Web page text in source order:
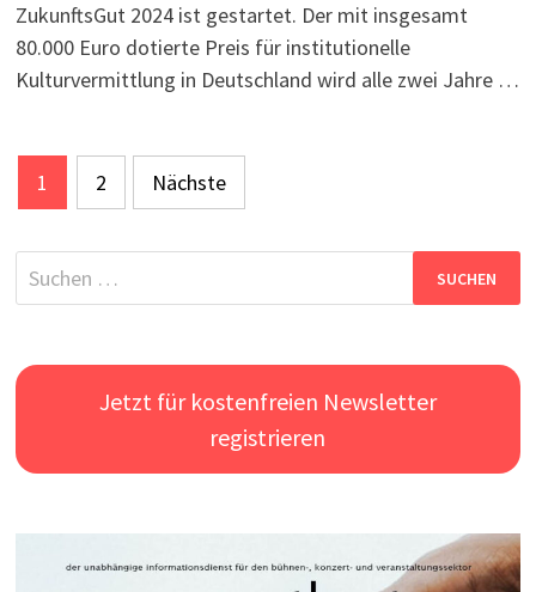
ZukunftsGut 2024 ist gestartet. Der mit insgesamt
80.000 Euro dotierte Preis für institutionelle
Kulturvermittlung in Deutschland wird alle zwei Jahre …
Seitennummerierung
der
Beiträge
1 2 Nächste
Suchen
nach:
Jetzt für kostenfreien Newsletter
registrieren